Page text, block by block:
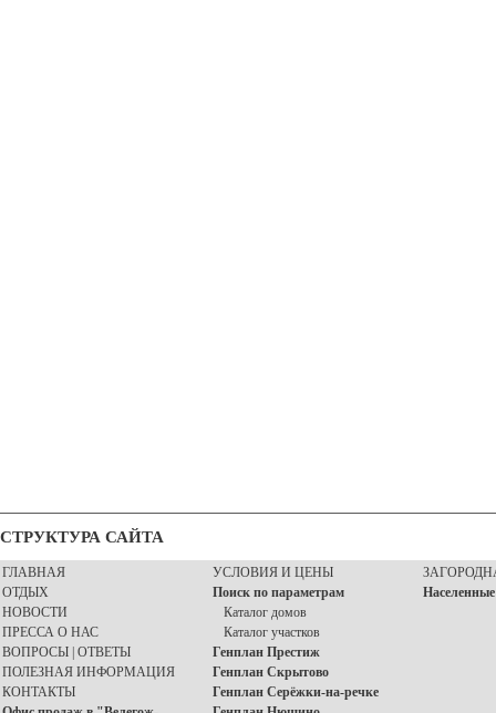
СТРУКТУРА САЙТА
ГЛАВНАЯ
ОТДЫХ
НОВОСТИ
ПРЕССА О НАС
ВОПРОСЫ | ОТВЕТЫ
ПОЛЕЗНАЯ ИНФОРМАЦИЯ
КОНТАКТЫ
УСЛОВИЯ И ЦЕНЫ
Поиск по параметрам
Каталог домов
Каталог участков
Генплан Престиж
Генплан Скрытово
Генплан Серёжки-на-речке